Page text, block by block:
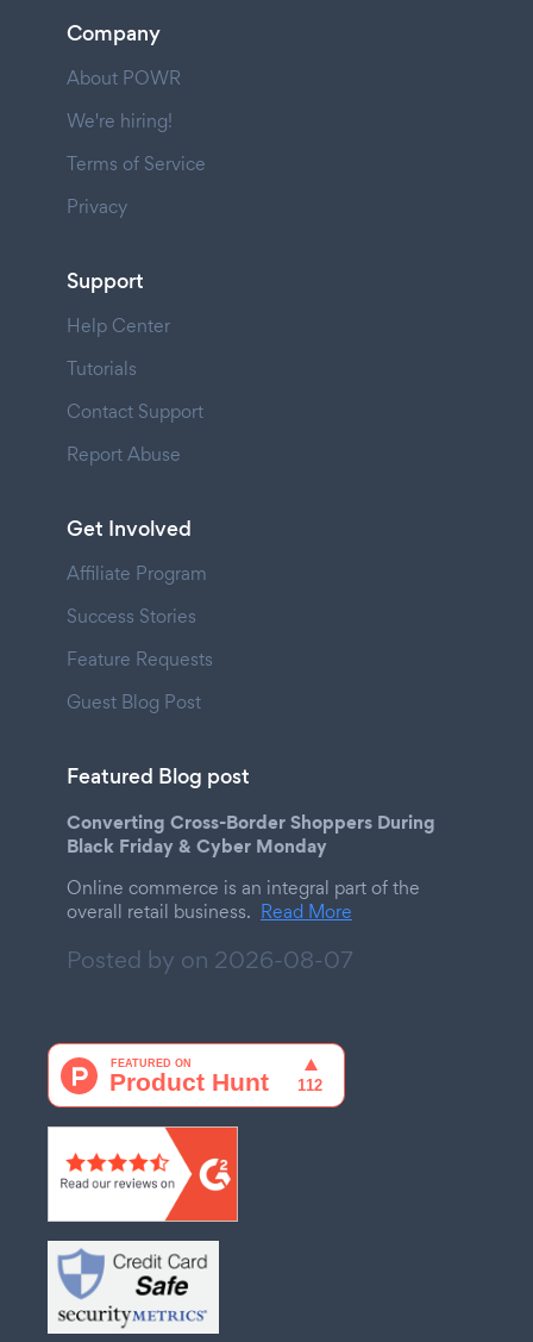
Company
About POWR
We're hiring!
Terms of Service
Privacy
Support
Help Center
Tutorials
Contact Support
Report Abuse
Get Involved
Affiliate Program
Success Stories
Feature Requests
Guest Blog Post
Featured Blog post
Converting Cross-Border Shoppers During
Black Friday & Cyber Monday
Online commerce is an integral part of the
overall retail business. Read More
Posted by on 2026-08-07